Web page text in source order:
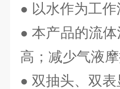
● 以水作为工
●本产品的流
高；减少气液
● 双抽头、双